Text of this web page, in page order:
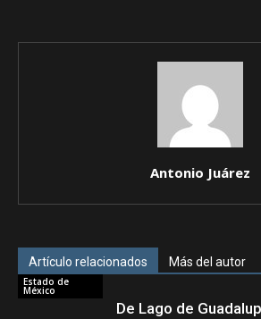
Antonio Juárez
Artículo relacionados Más del autor
Estado de
México
De Lago de